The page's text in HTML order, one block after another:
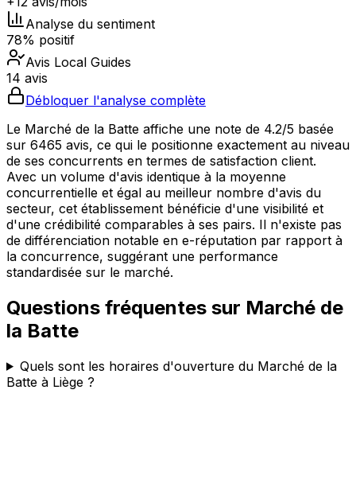
Analyse du sentiment
78% positif
Avis Local Guides
14 avis
Débloquer l'analyse complète
Le Marché de la Batte affiche une note de 4.2/5 basée
sur 6465 avis, ce qui le positionne exactement au niveau
de ses concurrents en termes de satisfaction client.
Avec un volume d'avis identique à la moyenne
concurrentielle et égal au meilleur nombre d'avis du
secteur, cet établissement bénéficie d'une visibilité et
d'une crédibilité comparables à ses pairs. Il n'existe pas
de différenciation notable en e-réputation par rapport à
la concurrence, suggérant une performance
standardisée sur le marché.
Questions fréquentes sur Marché de
la Batte
Quels sont les horaires d'ouverture du Marché de la
Batte à Liège ?